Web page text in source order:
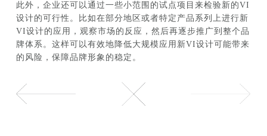
此外，企业还可以通过一些小范围的试点项目来检验新的VI
设计的可行性。比如在部分地区或者特定产品系列上进行新
VI设计的应用，观察市场的反应，然后再逐步推广到整个品
牌体系。这样可以有效地降低大规模应用新VI设计可能带来
的风险，保障品牌形象的稳定。